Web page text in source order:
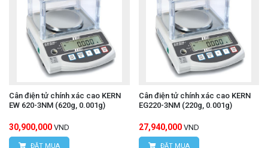
Cân điện tử chính xác cao KERN
EW 620-3NM (620g, 0.001g)
30,900,000 VND
ĐẶT MUA
Cân điện tử chính xác cao KERN
EG220-3NM (220g, 0.001g)
27,940,000 VND
ĐẶT MUA